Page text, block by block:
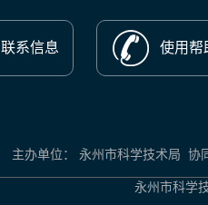
联系信息 使用帮
主办单位： 永州市科学技术局 协
永州市科学